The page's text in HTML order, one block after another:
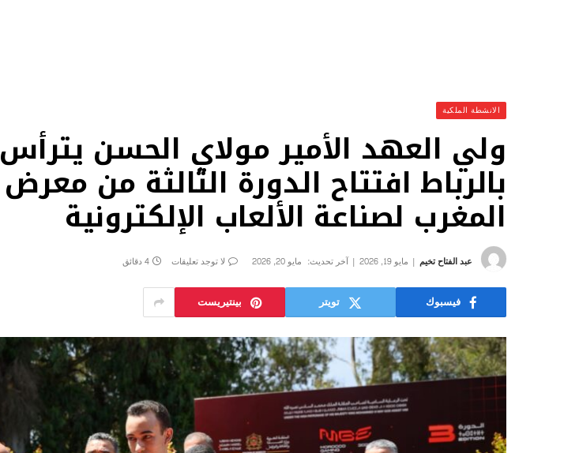
الانشطة الملكية
ولي العهد الأمير مولاي الحسن يترأس
بالرباط افتتاح الدورة الثالثة من معرض
المغرب لصناعة الألعاب الإلكترونية
عبد الفتاح تخيم مايو 19, 2026 آخر تحديث: مايو 20, 2026 لا توجد تعليقات 4 دقائق
فيسبوك تويتر بينتيريست